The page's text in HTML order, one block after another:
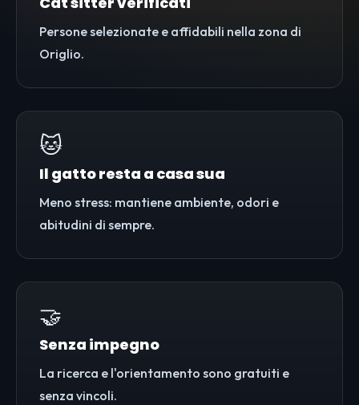
Persone selezionate e affidabili nella zona di
Origlio.
🐱
Il gatto resta a casa sua
Meno stress: mantiene ambiente, odori e
abitudini di sempre.
🤝
Senza impegno
La ricerca e l'orientamento sono gratuiti e
senza vincoli.